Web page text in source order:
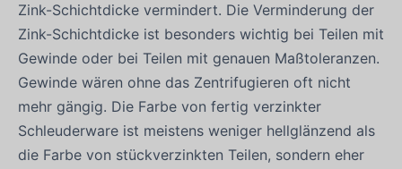
Zink-Schichtdicke vermindert. Die Verminderung der
Zink-Schichtdicke ist besonders wichtig bei Teilen mit
Gewinde oder bei Teilen mit genauen Maßtoleranzen.
Gewinde wären ohne das Zentrifugieren oft nicht
mehr gängig. Die Farbe von fertig verzinkter
Schleuderware ist meistens weniger hellglänzend als
die Farbe von stückverzinkten Teilen, sondern eher